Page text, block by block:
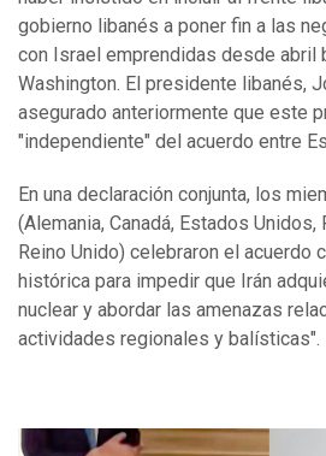
gobierno libanés a poner fin a las
con Israel emprendidas desde abril
Washington. El presidente libanés,
asegurado anteriormente que este
"independiente" del acuerdo entre
En una declaración conjunta, los
(Alemania, Canadá, Estados Unidos,
Reino Unido) celebraron el acuerdo
histórica para impedir que Irán
nuclear y abordar las amenazas
actividades regionales y balísticas".